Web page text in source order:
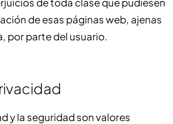
de esas páginas web, ajenas
por parte del usuario.
y la seguridad son valores